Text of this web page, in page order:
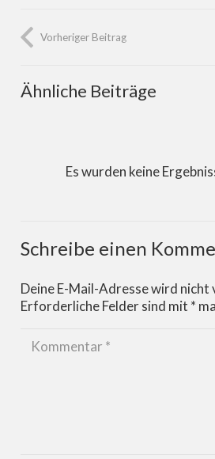
Vorheriger Beitrag
Ähnliche Beiträge
Es wurden keine
Schreibe einen
Deine E-Mail-Adresse wird
Erforderliche Felder sind mit *